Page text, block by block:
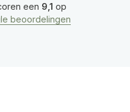
een 9,1 op
beoordelingen